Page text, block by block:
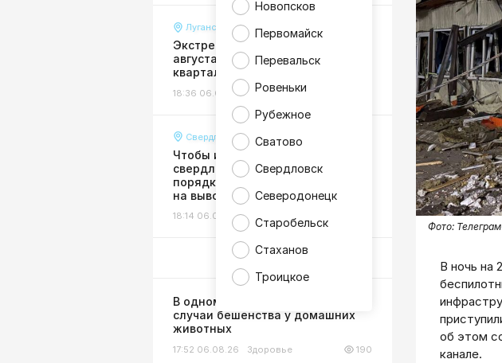
Новопсков
Первомайск
Перевальск
Ровеньки
Рубежное
Сватово
Свердловск
Северодонецк
Старобельск
Стаханов
Троицкое
Луганск
Экстренное отключение воды 6
августа затронуло многие
кварталы и улицы Луганска
18:36 06.08.26 Жизнь
Свердловск
Чтобы избежать долгов:
свердловчан призвали в срочном
порядке оформить договоры
на вывоз мусора
18:14 06.08.26 Жизнь
В одном из районов ЛНР выявили
случаи бешенства у домашних
животных
17:52 06.08.26 Здоровье 190
Фото:
В ночь на
об этом
канале.